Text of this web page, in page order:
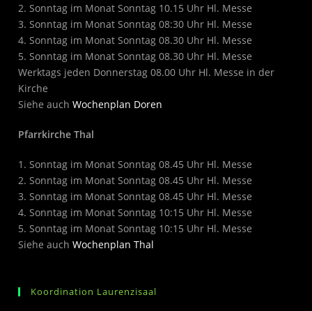
2. Sonntag im Monat Sonntag 10.15 Uhr Hl. Messe
3. Sonntag im Monat Sonntag 08:30 Uhr Hl. Messe
4. Sonntag im Monat Sonntag 08.30 Uhr Hl. Messe
5. Sonntag im Monat Sonntag 08.30 Uhr Hl. Messe
Werktags jeden Donnerstag 08.00 Uhr Hl. Messe in der
Kirche
Siehe auchWochenplan Doren
Pfarrkirche Thal
1. Sonntag im Monat Sonntag 08.45 Uhr Hl. Messe
2. Sonntag im Monat Sonntag 08.45 Uhr Hl. Messe
3. Sonntag im Monat Sonntag 08.45 Uhr Hl. Messe
4. Sonntag im Monat Sonntag 10:15 Uhr Hl. Messe
5. Sonntag im Monat Sonntag 10:15 Uhr Hl. Messe
Siehe auchWochenplan Thal
Koordination Laurenzisaal